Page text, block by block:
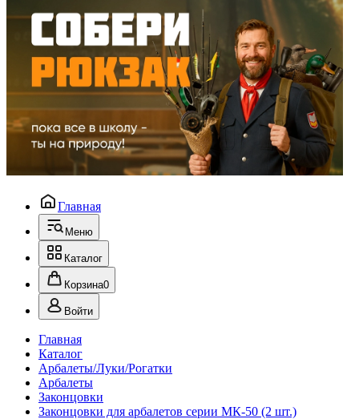
Главная
Меню
Каталог
Корзина0
Войти
Главная
Каталог
Арбалеты/Луки/Рогатки
Арбалеты
Законцовки
Законцовки для арбалетов серии МК-50 (2 шт.)